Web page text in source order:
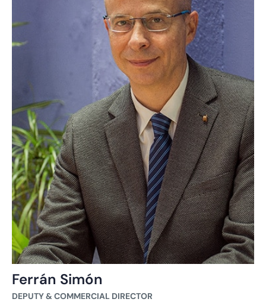
Ferrán Simón
DEPUTY & COMMERCIAL DIRECTOR